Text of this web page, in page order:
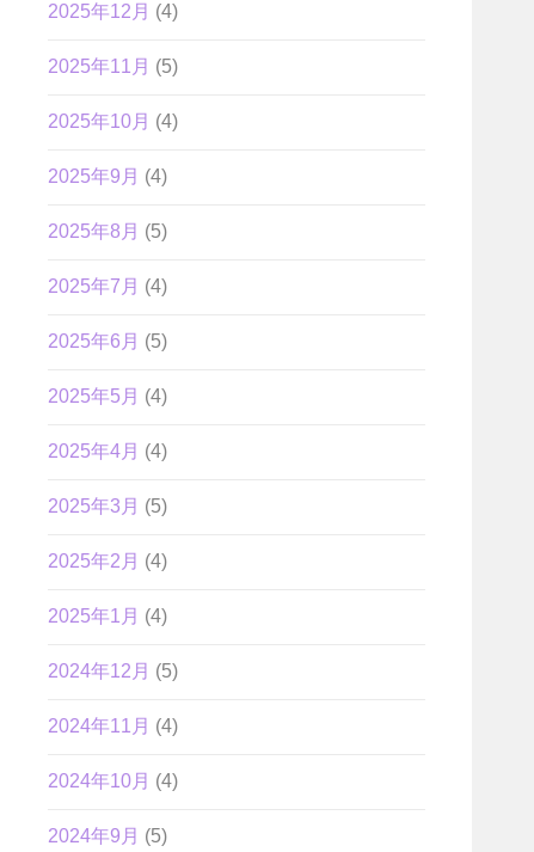
2025年12月 (4)
2025年11月 (5)
2025年10月 (4)
2025年9月 (4)
2025年8月 (5)
2025年7月 (4)
2025年6月 (5)
2025年5月 (4)
2025年4月 (4)
2025年3月 (5)
2025年2月 (4)
2025年1月 (4)
2024年12月 (5)
2024年11月 (4)
2024年10月 (4)
2024年9月 (5)